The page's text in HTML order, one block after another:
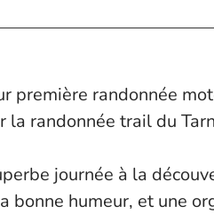
première randonnée
la randonnée trail du
journée à la
bonne humeur, et une